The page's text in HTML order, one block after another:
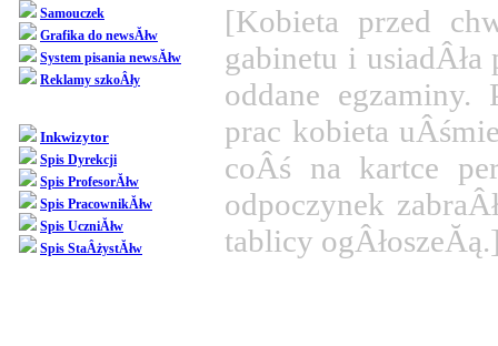
Samouczek
Grafika do newsĂłw
System pisania newsĂłw
Reklamy szkoÂły
Inkwizytor
Spis Dyrekcji
Spis ProfesorĂłw
Spis PracownikĂłw
Spis UczniĂłw
Spis StaÂżystĂłw
[Kobieta przed
gabinetu i
oddane egzaminy.
prac kobieta
coÂś na kartce
odpoczynek
tablicy